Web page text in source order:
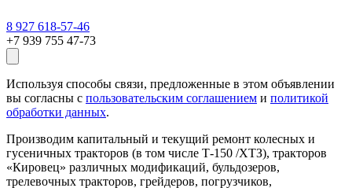
8 927 618-57-46
+7 939 755 47-73
Используя способы связи, предложенные в этом объявлении
вы согласны с пользовательским соглашением и политикой
обработки данных.
Производим капитальный и текущий ремонт колесных и
гусеничных тракторов (в том числе Т-150 /ХТЗ), тракторов
«Кировец» различных модификаций, бульдозеров,
трелевочных тракторов, грейдеров, погрузчиков,